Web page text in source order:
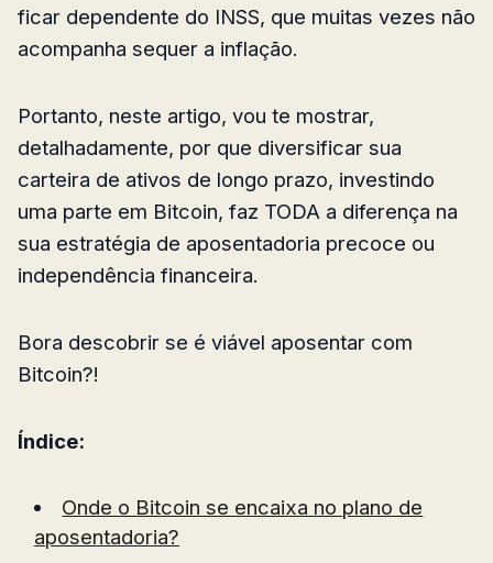
ficar dependente do INSS, que muitas vezes não
acompanha sequer a inflação.
Portanto, neste artigo, vou te mostrar,
detalhadamente, por que diversificar sua
carteira de ativos de longo prazo, investindo
uma parte em Bitcoin, faz TODA a diferença na
sua estratégia de aposentadoria precoce ou
independência financeira.
Bora descobrir se é viável aposentar com
Bitcoin?!
Índice:
Onde o Bitcoin se encaixa no plano de
aposentadoria?